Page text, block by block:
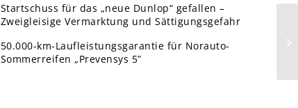
Startschuss für das „neue Dunlop“ gefallen –
Zweigleisige Vermarktung und Sättigungsgefahr
50.000-km-Laufleistungsgarantie für Norauto-
Sommerreifen „Prevensys 5”